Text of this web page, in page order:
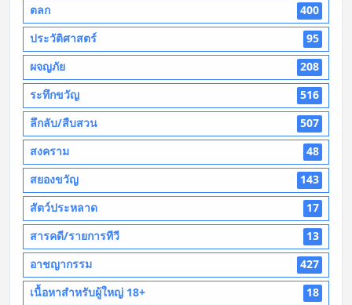
ตลก
400
ประวัติศาสตร์
95
ผจญภัย
208
ระทึกขวัญ
516
ลึกลับ/สืบสวน
507
สงคราม
48
สยองขวัญ
143
สัตว์ประหลาด
17
สารคดี/รายการทีวี
13
อาชญากรรม
427
เนื้อหาสำหรับผู้ใหญ่ 18+
18